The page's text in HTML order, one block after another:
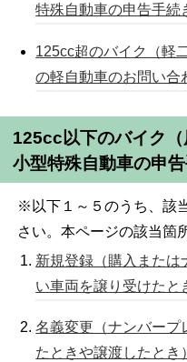
特殊自動車の申告手続
125cc超のバイク（軽
の軽自動車のお問い合
125cc以下のバイク（
小型特殊自動車の申
※以下１～５のうち、該
さい。本ページの該当箇
新規登録（購入または
い車両を譲り受けたと
名義変更（ナンバープ
たときや譲渡したとき）